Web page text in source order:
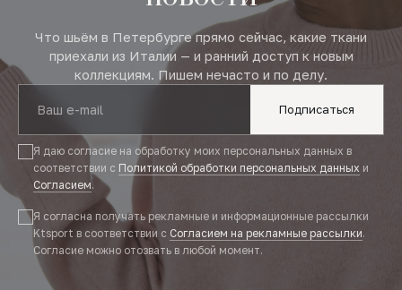
Что шьём в Петербурге прямо сейчас, какие ткани
приехали из Италии — и ранний доступ к новым
коллекциям. Пишем нечасто и по делу.
Подписаться
Я даю согласие на обработку моих персональных данных в
соответствии с Политикой обработки персональных данных и
Согласием.
Я согласна получать рекламные и информационные рассылки
Ktsport в соответствии с Согласием на рекламные рассылки.
Согласие можно отозвать в любой момент.